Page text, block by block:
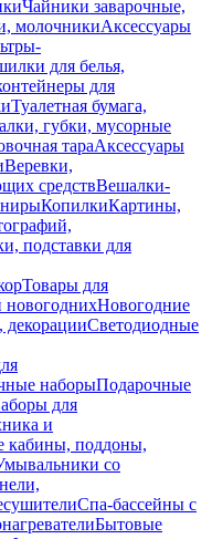
Чайники заварочные,
молочникиАксессуары
для белья,
для
Туалетная бумага,
губки, мусорные
тараАксессуары
Веревки,
средствВешалки-
КопилкиКартины,
подставки для
Товары для
новогоднихНовогодние
Светодиодные
наборыПодарочные
для
и
кабины, поддоны,
со
Спа-бассейны с
Бытовые